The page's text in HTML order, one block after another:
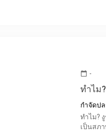
calendar_today -
ทำไม
กำจัดป
ทำไม?
เป็นสภ